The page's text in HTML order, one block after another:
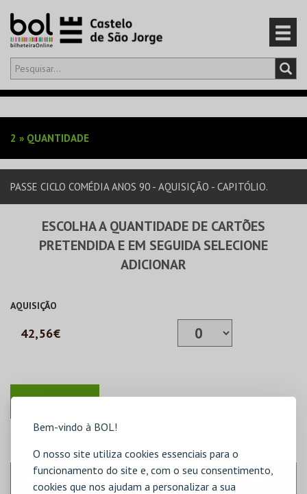
Bem-vindo à BOL!
O nosso site utiliza cookies essenciais para o
funcionamento do site e, com o seu consentimento,
cookies que nos ajudam a personalizar a sua
Olá,iniciar sessão
EVENTOS
CARTÕES
PRODUTOS
2 » QUANTIDADE
PASSE CICLO COMÉDIA ANOS 90 - AQUISIÇÃO - CAPITÓLIO.
ESCOLHA A QUANTIDADE DE CARTÕES
PRETENDIDA E EM SEGUIDA SELECIONE
ADICIONAR
AQUISIÇÃO
42,56€
ANTERIOR SEGUINTE